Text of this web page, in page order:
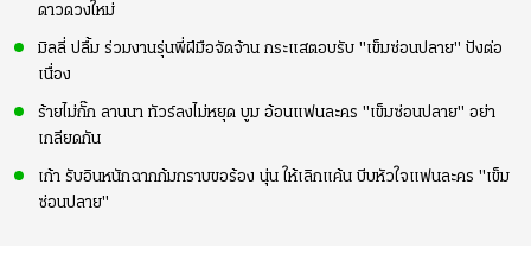
ดาวดวงใหม่
มิลลี่ ปลื้ม ร่วมงานรุ่นพี่ฝีมือจัดจ้าน กระแสตอบรับ "เข็มซ่อนปลาย" ปังต่อ
เนื่อง
ร้ายไม่กั๊ก ลานนา ทัวร์ลงไม่หยุด บูม อ้อนแฟนละคร "เข็มซ่อนปลาย" อย่า
เกลียดกัน
เก้า รับอินหนักฉากก้มกราบขอร้อง นุ่น ให้เลิกแค้น บีบหัวใจแฟนละคร "เข็ม
ซ่อนปลาย"